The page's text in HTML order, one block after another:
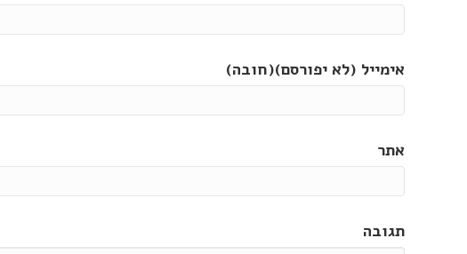
אימייל (לא יפורסם)(חובה)
אתר
תגובה